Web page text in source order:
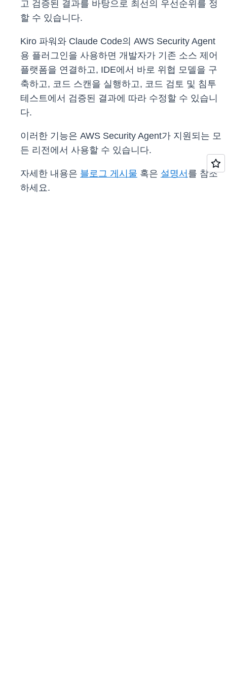
고 검증된 결과를 바탕으로 최선의 우선순위를 정
할 수 있습니다.
Kiro 파워와 Claude Code의 AWS Security Agent
용 플러그인을 사용하면 개발자가 기존 소스 제어
플랫폼을 연결하고, IDE에서 바로 위협 모델을 구
축하고, 코드 스캔을 실행하고, 코드 검토 및 침투
테스트에서 검증된 결과에 따라 수정할 수 있습니
다.
이러한 기능은 AWS Security Agent가 지원되는 모
든 리전에서 사용할 수 있습니다.
자세한 내용은 블로그 게시물 혹은 설명서 를 참조
하세요.